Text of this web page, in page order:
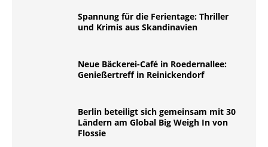
Spannung für die Ferientage: Thriller
und Krimis aus Skandinavien
Neue Bäckerei-Café in Roedernallee:
Genießertreff in Reinickendorf
Berlin beteiligt sich gemeinsam mit 30
Ländern am Global Big Weigh In von
Flossie